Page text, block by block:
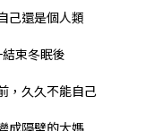
己還是個人類
束冬眠後
，久久不能自己